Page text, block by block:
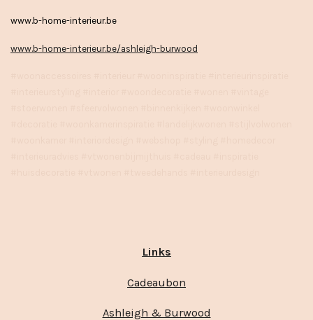
www.b-home-interieur.be
www.b-home-interieur.be/ashleigh-burwood
Links
Cadeaubon
Ashleigh & Burwood